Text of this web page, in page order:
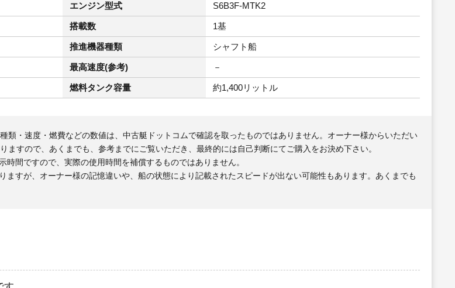
エンジン型式 S6B3F-MTK2
搭載数 1基
推進機器種類 シャフト船
最高速度(参考) －
燃料タンク容量 約1,400リットル
・速度・燃費などの数値は、中古艇ドットコムで確認を取ったものではありません。オーナー様からいただい
すので、あくまでも、参考までにご覧いただき、最終的には自己判断にてご購入をお決め下さい。
間ですので、実際の使用時間を補償するものではありません。
すが、オーナー様の記憶違いや、船の状態により記載されたスピードが出ない可能性もあります。あくまでも